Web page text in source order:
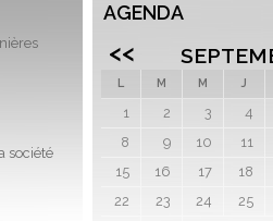
AGENDA
<<
L M M J
1 2 3 4
8
9 10 11
15
16 17 18
22
23 24 25
société